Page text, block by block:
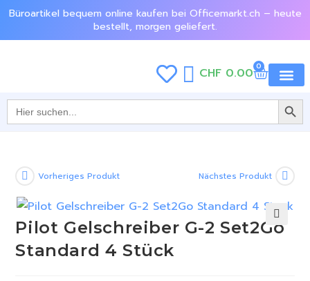
Büroartikel bequem online kaufen bei Officemarkt.ch – heute
bestellt, morgen geliefert.
CHF 0.00 0
Search
for:
SEARCH
Vorheriges Produkt Nächstes Produkt
🔍
Pilot Gelschreiber G-2 Set2Go
Standard 4 Stück